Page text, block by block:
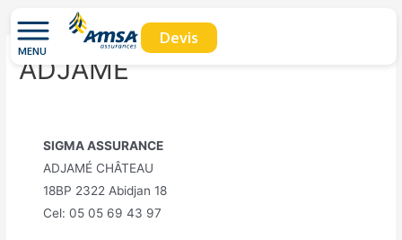
MENU
Devis
ADJAME
SIGMA ASSURANCE
ADJAMÉ CHÂTEAU
18BP 2322 Abidjan 18
Cel: 05 05 69 43 97